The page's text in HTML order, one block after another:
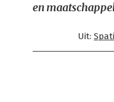
en
Uit: